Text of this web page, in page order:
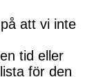
att vi inte
tid eller
för den